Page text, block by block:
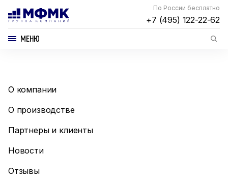
По России бесплатно
+7 (495) 122-22-62
МЕНЮ
О компании
О производстве
Партнеры и клиенты
Новости
Отзывы